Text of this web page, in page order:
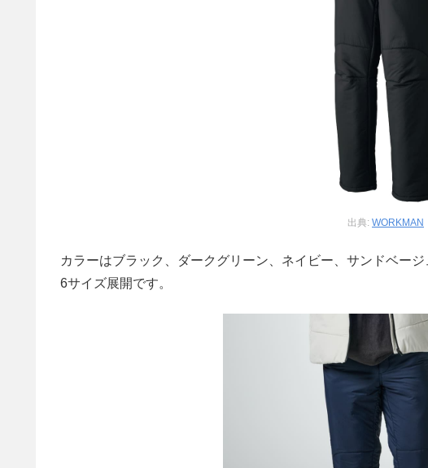
出典: WORKMAN
カラーはブラック、ダークグリーン、ネイビー、サンドベー
6サイズ展開です。